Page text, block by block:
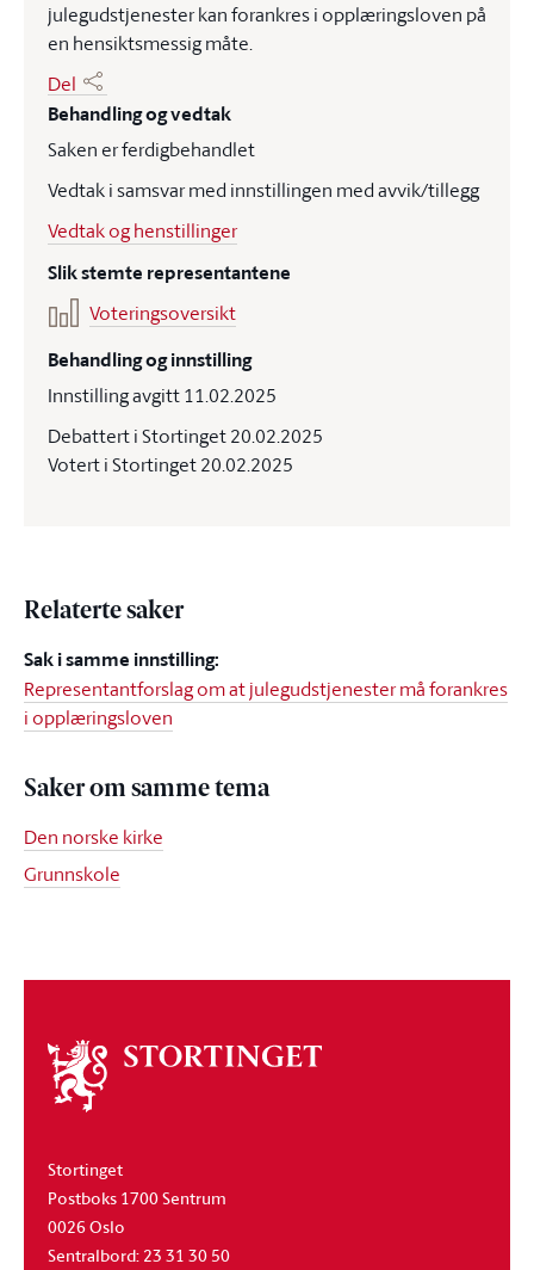
julegudstjenester kan forankres i opplæringsloven på
en hensiktsmessig måte.
Del
Behandling og vedtak
Saken er ferdigbehandlet
Vedtak i samsvar med innstillingen med avvik/tillegg
Vedtak og henstillinger
Slik stemte representantene
Voteringsoversikt
Behandling og innstilling
Innstilling avgitt 11.02.2025
Debattert i Stortinget 20.02.2025
Votert i Stortinget 20.02.2025
Relaterte saker
Sak i samme innstilling:
Representantforslag om at julegudstjenester må forankres
i opplæringsloven
Saker om samme tema
Den norske kirke
Grunnskole
Om
stortinget
Stortinget
Postboks 1700 Sentrum
0026 Oslo
Sentralbord: 23 31 30 50